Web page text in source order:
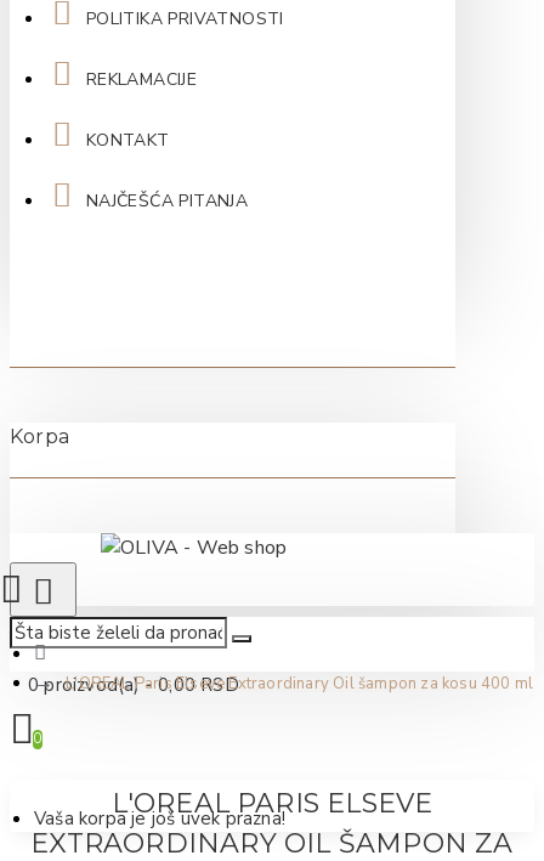
POLITIKA PRIVATNOSTI
REKLAMACIJE
KONTAKT
NAJČEŠĆA PITANJA
Korpa
0 proizvod(a) - 0,00 RSD
0
Vaša korpa je još uvek prazna!
L'OREAL Paris Elseve Extraordinary Oil šampon za kosu 400 ml
L'OREAL PARIS ELSEVE
EXTRAORDINARY OIL ŠAMPON ZA